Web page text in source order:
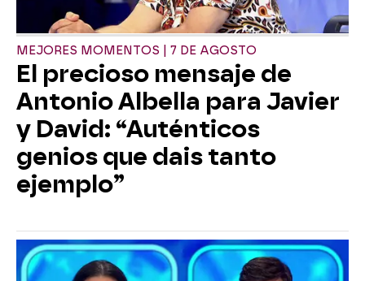
MEJORES MOMENTOS | 7 DE AGOSTO
El precioso mensaje de
Antonio Albella para Javier
y David: “Auténticos
genios que dais tanto
ejemplo”